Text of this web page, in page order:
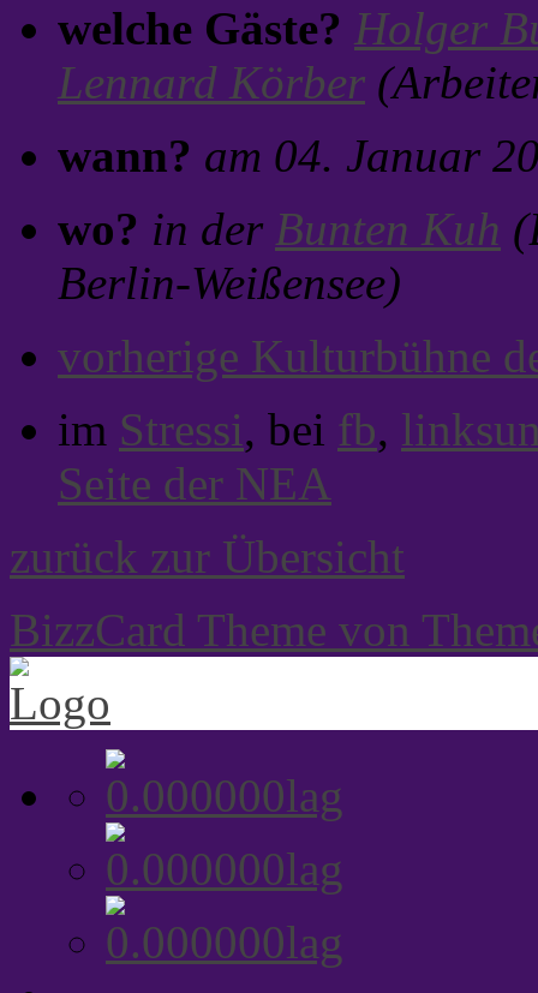
welche Gäste? Holger
Lennard Körber
wann? am 04. Januar
wo? in der Bunten Kuh
Berlin-Weißensee)
vorherige Kulturbühne
im Stressi, bei fb,
Seite der NEA
zurück zur Übersicht
BizzCard Theme von